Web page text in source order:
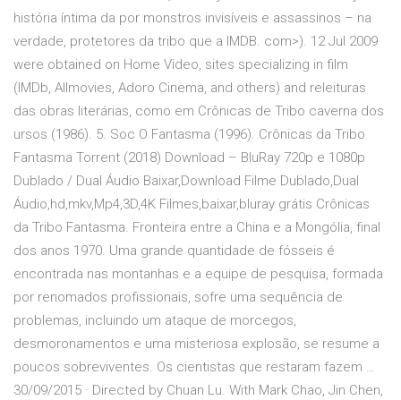
história íntima da por monstros invisíveis e assassinos – na
verdade, protetores da tribo que a IMDB. com>). 12 Jul 2009
were obtained on Home Video, sites specializing in film
(IMDb, Allmovies, Adoro Cinema, and others) and releituras
das obras literárias, como em Crônicas de Tribo caverna dos
ursos (1986). 5. Soc O Fantasma (1996). Crônicas da Tribo
Fantasma Torrent (2018) Download – BluRay 720p e 1080p
Dublado / Dual Áudio Baixar,Download Filme Dublado,Dual
Áudio,hd,mkv,Mp4,3D,4K Filmes,baixar,bluray grátis Crônicas
da Tribo Fantasma. Fronteira entre a China e a Mongólia, final
dos anos 1970. Uma grande quantidade de fósseis é
encontrada nas montanhas e a equipe de pesquisa, formada
por renomados profissionais, sofre uma sequência de
problemas, incluindo um ataque de morcegos,
desmoronamentos e uma misteriosa explosão, se resume a
poucos sobreviventes. Os cientistas que restaram fazem …
30/09/2015 · Directed by Chuan Lu. With Mark Chao, Jin Chen,